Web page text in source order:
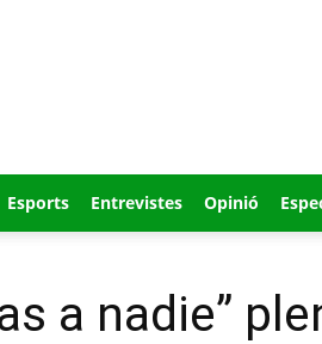
Esports Entrevistes Opinió
a nadie”